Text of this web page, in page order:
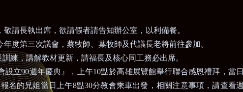
敬請長執出席，欲請假者請告知辦公室，以利備餐。
度第三次議會，蔡牧師、葉牧師及代議長老將前往參加。
練，講解教材更新，請福長及核心同工務必出席。
設立90週年慶典』，上午10點於高雄展覽館舉行聯合感恩禮拜，當日
名的兄姐當日上午8點30分教會乘車出發，相關注意事項，請查看週